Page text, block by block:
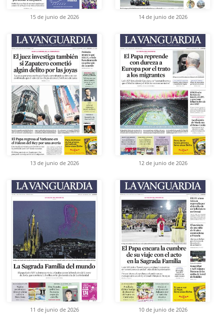
15 de junio de 2026 14 de junio de 2026
13 de junio de 2026 12 de junio de 2026
11 de junio de 2026 10 de junio de 2026